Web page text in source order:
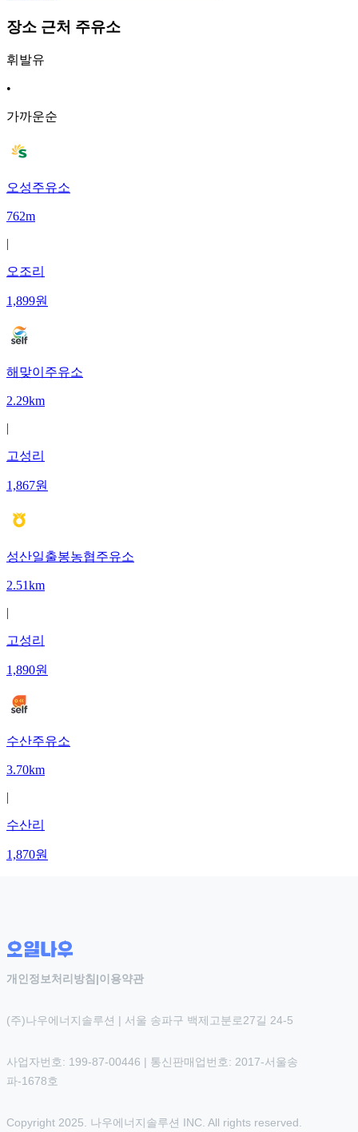
장소 근처 주유소
휘발유
•
가까운순
오성주유소
762m
|
오조리
1,899원
해맞이주유소
2.29km
|
고성리
1,867원
성산일출봉농협주유소
2.51km
|
고성리
1,890원
수산주유소
3.70km
|
수산리
1,870원
개인정보처리방침 |이용약관
(주)나우에너지솔루션 | 서울 송파구 백제고분로27길 24-5
사업자번호: 199-87-00446 | 통신판매업번호: 2017-서울송
파-1678호
Copyright 2025. 나우에너지솔루션 INC. All rights reserved.